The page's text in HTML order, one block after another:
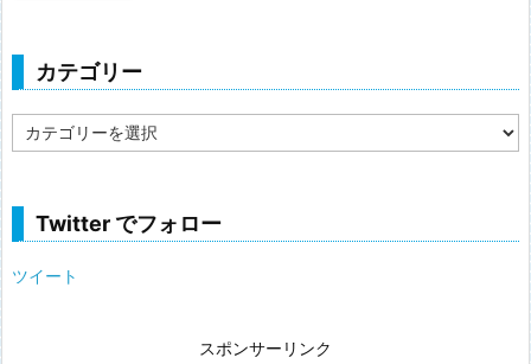
カテゴリー
テ
Twitter でフォロー
ツイート
スポンサーリンク